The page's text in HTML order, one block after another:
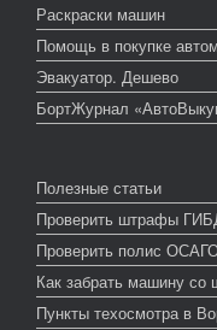
Раскраски машин
Помощь в покупке
Эвакуатор. Дешево
БортЖурнал
Полезные статьи
Проверить штрафы
Проверить полис
Как забрать машину со
Пункты техосмотра в